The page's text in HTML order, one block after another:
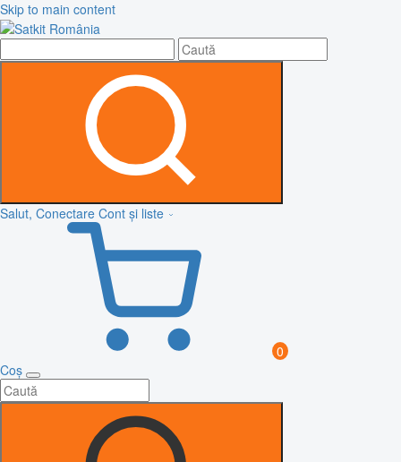
Skip to main content
Salut, Conectare Cont și liste
0
Coș